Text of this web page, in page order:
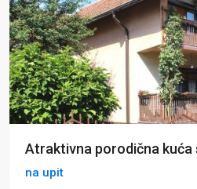
Atraktivna porodična kuća
na upit